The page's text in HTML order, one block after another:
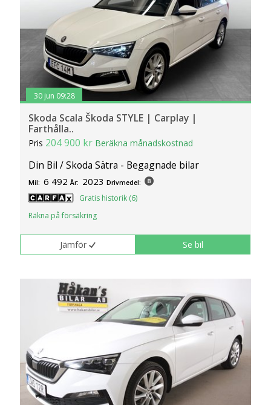
30 jun 09:28
Skoda Scala Škoda STYLE | Carplay |
Farthålla..
Pris 204 900 kr Beräkna månadskostnad
Din Bil / Skoda Sätra - Begagnade bilar
Mil: 6 492 År: 2023 Drivmedel:
Gratis historik (6)
Räkna på försäkring
Jämför Se bil